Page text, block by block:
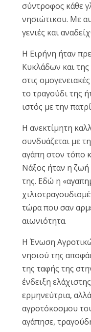
σύντροφος κάθε
νησιώτικου. Με
γενιές και
Η Ειρήνη ήταν
Κυκλάδων και
στις
το τραγούδι της
ιστός με την
Η ανεκτίμητη
συνδυάζεται με
αγάπη στον τόπο
Νάξος ήταν η ζωή
της. Εδώ η
τώρα που σαν
αιωνιότητα.
Η Ένωση
νησιού της
της ταφής της
ένδειξη
ερμηνεύτρια,
αγροτόκοσμου
αγάπησε,